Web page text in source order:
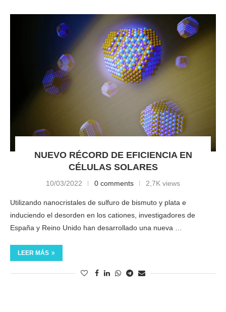
NUEVO RÉCORD DE EFICIENCIA EN
CÉLULAS SOLARES
10/03/2022 0 comments 2,7K views
Utilizando nanocristales de sulfuro de bismuto y plata e
induciendo el desorden en los cationes, investigadores de
España y Reino Unido han desarrollado una nueva …
LEER MÁS